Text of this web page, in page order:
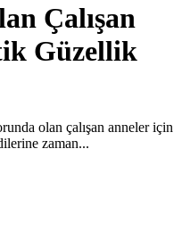
Çalışan
Güzellik
olan çalışan anneler için
zaman...